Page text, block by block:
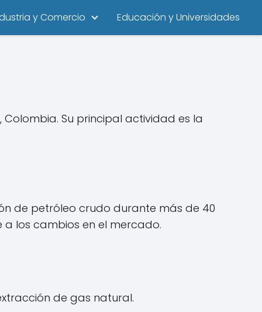
y Comercio Educación y Universidades
Su principal actividad es la
de petróleo crudo durante más de 40
los cambios en el mercado.
de gas natural.